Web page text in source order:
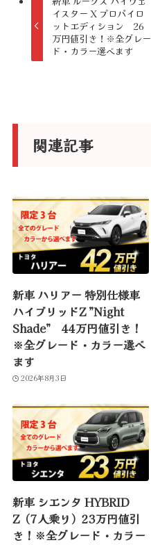
e
イスター X プロパイロ
ットエディション 26
万円値引き！※全グレー
ド・カラー選べます
関連記事
新車 ハリアー 特別仕様車
ハイブリッドZ ”Night
Shade” 44万円値引き！
※全グレード・カラー選べ
ます
2026年8月3日
新車 シエンタ HYBRID
Z（7人乗り）23万円値引
き！※全グレード・カラー